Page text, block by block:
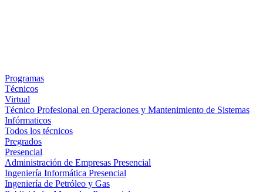
Programas
Técnicos
Virtual
Técnico Profesional en Operaciones y Mantenimiento de Sistemas
Infórmaticos
Todos los técnicos
Pregrados
Presencial
Administración de Empresas Presencial
Ingeniería Informática Presencial
Ingeniería de Petróleo y Gas